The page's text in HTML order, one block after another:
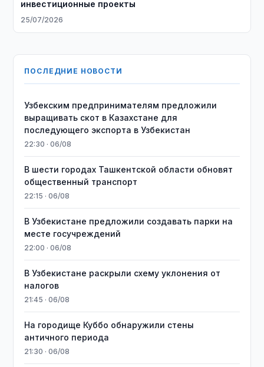
инвестиционные проекты
25/07/2026
ПОСЛЕДНИЕ НОВОСТИ
Узбекским предпринимателям предложили
выращивать скот в Казахстане для
последующего экспорта в Узбекистан
22:30 · 06/08
В шести городах Ташкентской области обновят
общественный транспорт
22:15 · 06/08
В Узбекистане предложили создавать парки на
месте госучреждений
22:00 · 06/08
В Узбекистане раскрыли схему уклонения от
налогов
21:45 · 06/08
На городище Куббо обнаружили стены
античного периода
21:30 · 06/08